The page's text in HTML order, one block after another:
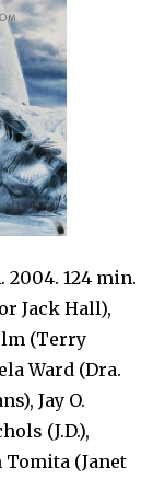
2004. 124 min.
Jack Hall),
(Terry
Ward (Dra.
Jay O.
(J.D.),
(Janet